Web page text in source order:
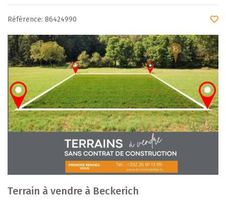
Référence: 86424990
Terrain à vendre à Beckerich